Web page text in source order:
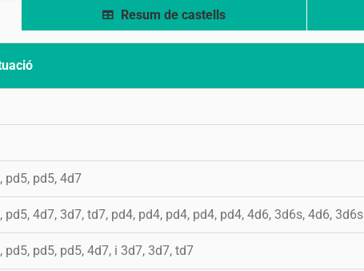
Resum de castells
pd5, pd5, 4d7
pd5, 4d7, 3d7, td7, pd4, pd4, pd4, pd4, pd4, 4d6, 3d6s, 4d6, 3d6s
pd5, pd5, pd5, 4d7, i 3d7, 3d7, td7